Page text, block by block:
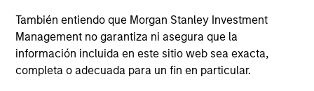
También entiendo que Morgan Stanley Investment
Management no garantiza ni asegura que la
información incluida en este sitio web sea exacta,
completa o adecuada para un fin en particular.
on private credit—and delivered an in-depth
analysis of the evolving dynamics in private
equity.